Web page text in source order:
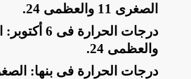
الصغرى 11 والعظمى 24
.
والعظمى 24
.